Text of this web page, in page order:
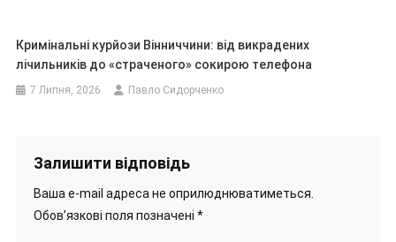
Кримінальні курйози Вінниччини: від викрадених
лічильників до «страченого» сокирою телефона
7 Липня, 2026 Павло Сидорченко
Залишити відповідь
Ваша e-mail адреса не оприлюднюватиметься.
Обов’язкові поля позначені *